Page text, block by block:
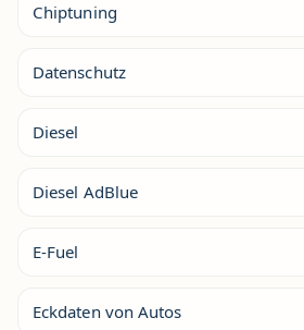
Chiptuning
Datenschutz
Diesel
Diesel AdBlue
E-Fuel
Eckdaten von Autos